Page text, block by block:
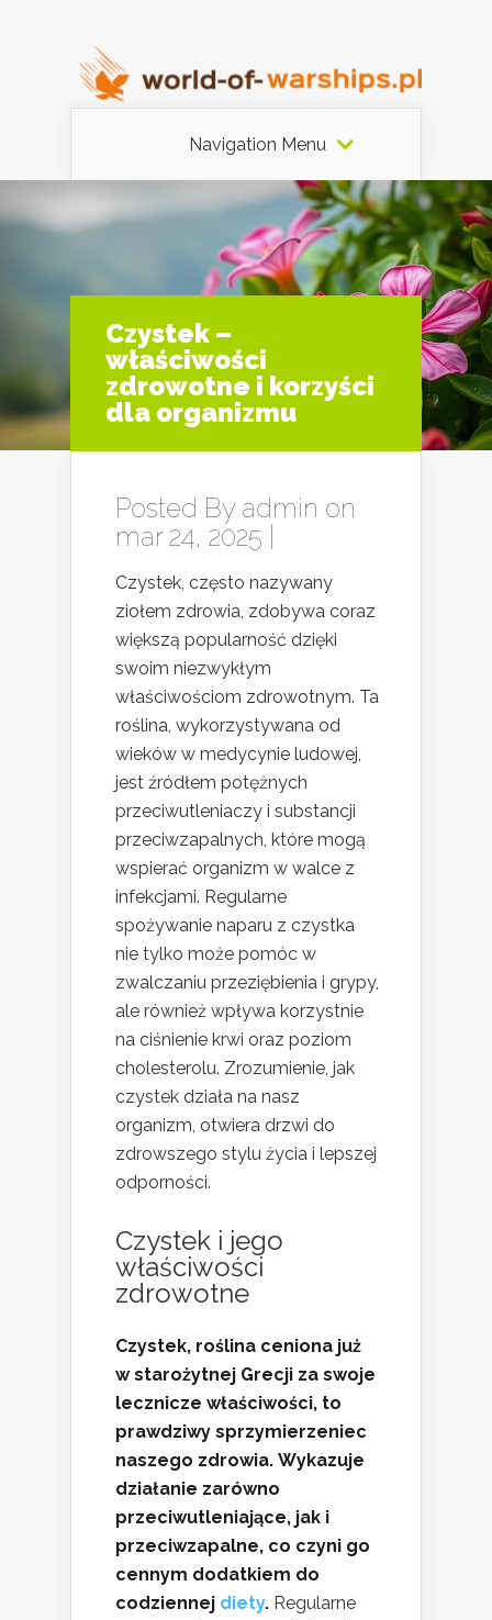
Navigation Menu
Czystek –
właściwości
zdrowotne i korzyści
dla organizmu
Posted By admin on
mar 24, 2025 |
Czystek, często nazywany
ziołem zdrowia, zdobywa coraz
większą popularność dzięki
swoim niezwykłym
właściwościom zdrowotnym. Ta
roślina, wykorzystywana od
wieków w medycynie ludowej,
jest źródłem potężnych
przeciwutleniaczy i substancji
przeciwzapalnych, które mogą
wspierać organizm w walce z
infekcjami. Regularne
spożywanie naparu z czystka
nie tylko może pomóc w
zwalczaniu przeziębienia i grypy,
ale również wpływa korzystnie
na ciśnienie krwi oraz poziom
cholesterolu. Zrozumienie, jak
czystek działa na nasz
organizm, otwiera drzwi do
zdrowszego stylu życia i lepszej
odporności.
Czystek i jego
właściwości
zdrowotne
Czystek, roślina ceniona już
w starożytnej Grecji za swoje
lecznicze właściwości, to
prawdziwy sprzymierzeniec
naszego zdrowia. Wykazuje
działanie zarówno
przeciwutleniające, jak i
przeciwzapalne, co czyni go
cennym dodatkiem do
codziennej diety. Regularne